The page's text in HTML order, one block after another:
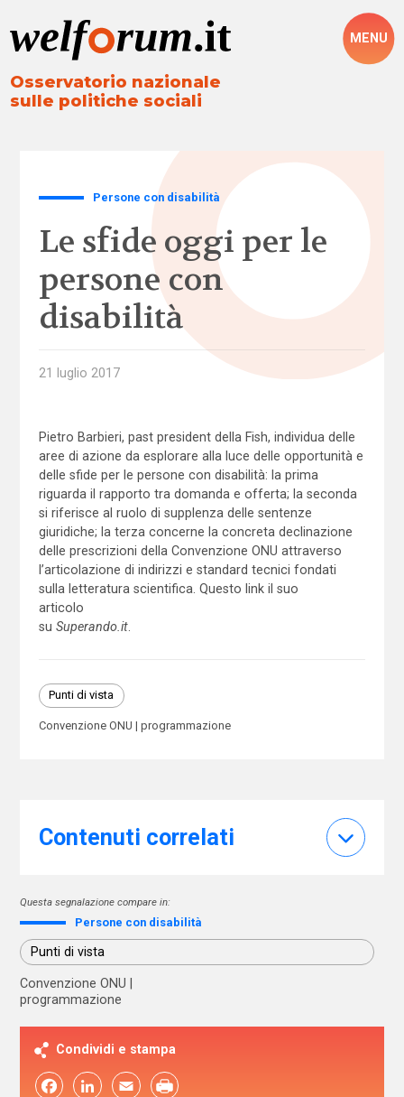
Osservatorio nazionale
sulle politiche sociali
MENU
Persone con disabilità
Le sfide oggi per le
persone con
disabilità
21 luglio 2017
Pietro Barbieri, past president della Fish, individua delle
aree di azione da esplorare alla luce delle opportunità e
delle sfide per le persone con disabilità: la prima
riguarda il rapporto tra domanda e offerta; la seconda
si riferisce al ruolo di supplenza delle sentenze
giuridiche; la terza concerne la concreta declinazione
delle prescrizioni della Convenzione ONU attraverso
l’articolazione di indirizzi e standard tecnici fondati
sulla letteratura scientifica. Questo link il suo
articolo
su Superando.it.
Punti di vista
Convenzione ONU programmazione
Contenuti correlati
Questa segnalazione compare in:
Persone con disabilità
Punti di vista
Convenzione ONU
programmazione
Condividi e stampa
FacebookLinkedIn Email